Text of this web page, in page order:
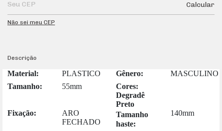
Calcular
Não sei meu CEP
Descrição
Material: PLASTICO Gênero:
MASCULINO
Tamanho:
55mm
Cores:
Degradê
Preto
Fixação:
ARO
FECHADO
Tamanho
haste:
140mm